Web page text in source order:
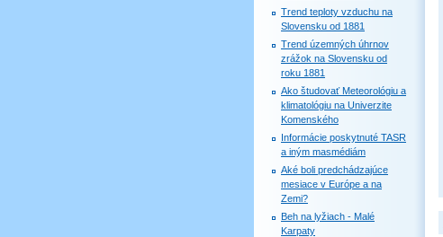
Trend teploty vzduchu na
Slovensku od 1881
Trend územných úhrnov
zrážok na Slovensku od
roku 1881
Ako študovať Meteorológiu a
klimatológiu na Univerzite
Komenského
Informácie poskytnuté TASR
a iným masmédiám
Aké boli predchádzajúce
mesiace v Európe a na
Zemi?
Beh na lyžiach - Malé
Karpaty